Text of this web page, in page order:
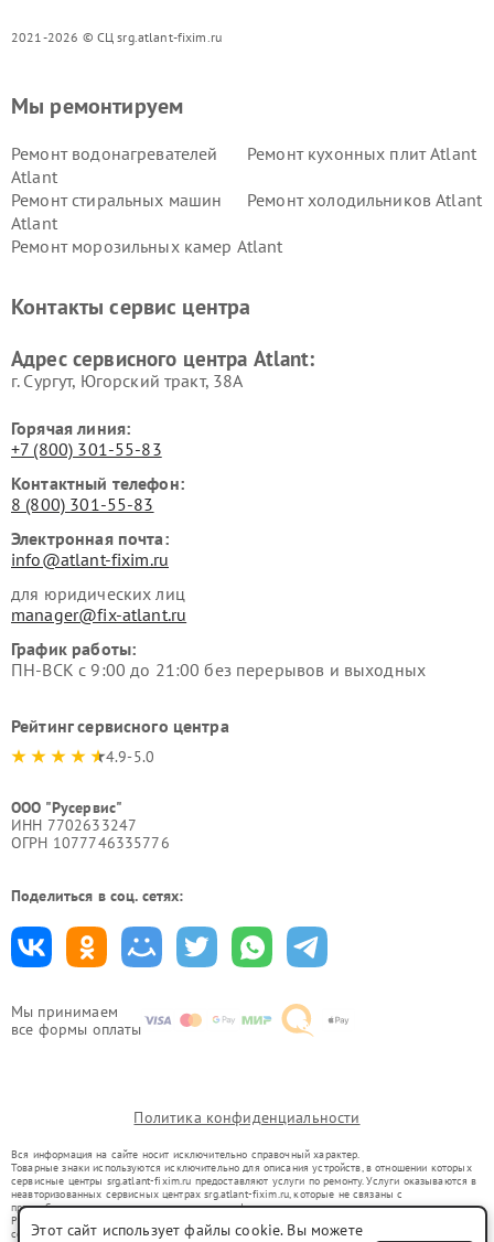
2021-2026 © СЦ srg.atlant-fixim.ru
Мы принимаем
все формы оплаты
Мы ремонтируем
Ремонт водонагревателей
Atlant
Ремонт кухонных плит Atlant
Ремонт стиральных машин
Atlant
Ремонт холодильников Atlant
Ремонт морозильных камер Atlant
Контакты сервис центра
Адрес сервисного центра Atlant:
г. Сургут, Югорский тракт, 38А
Горячая линия:
+7 (800) 301-55-83
Контактный телефон:
8 (800) 301-55-83
Электронная почта:
info@atlant-fixim.ru
для юридических лиц
manager@fix-atlant.ru
График работы:
ПН-ВСК с 9:00 до 21:00 без перерывов и выходных
Рейтинг сервисного центра
4.9-5.0
ООО "Русервис"
ИНН 7702633247
ОГРН 1077746335776
Поделиться в соц. сетях:
Политика конфиденциальности
Вся информация на сайте носит исключительно справочный характер.
Товарные знаки используются исключительно для описания устройств, в отношении которых
сервисные центры srg.atlant-fixim.ru предоставляют услуги по ремонту. Услуги оказываются в
неавторизованных сервисных центрах srg.atlant-fixim.ru, которые не связаны с
правообладателями товарных знаков или их официальными представителями.
Ремонт осуществляется для устройств, уже введенных в гражданский оборот в соответствии
со статьей 1487 ГК РФ.
Этот сайт использует файлы cookie. Вы можете